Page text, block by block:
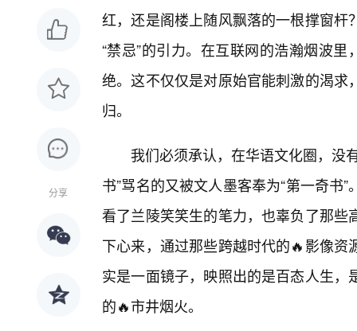
分享
红，还是阁楼上随风飘落的一根撑窗
“禁忌”的引力。在互联网的浩瀚烟波
绝。这不仅仅是对原始官能刺激的渴
归。
我们必须承认，在华语文化圈，没
书”骂名的又被文人墨客奉为“第一奇书
看了兰陵笑笑生的笔力，也辜负了那
下心来，通过那些跨越时代的🔥影像
实是一面镜子，映照出的是百态人生
的🔥市井烟火。